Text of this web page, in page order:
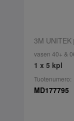
3M UNITEK
vasen 40+ &
1 x 5 kpl
Tuotenumero:
MD177795